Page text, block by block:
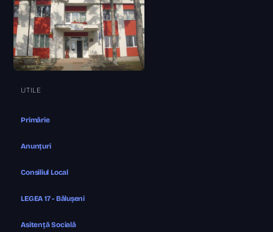
UTILE
Primărie
Anunțuri
Consiliul Local
LEGEA 17 - Bălușeni
Asitență Socială